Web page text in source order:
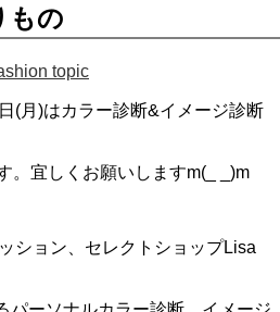
もの
topic
(月)はカラー診断&イメージ診断
。宜しくお願いしますm(_ _)m
ション、セレクトショップLisa